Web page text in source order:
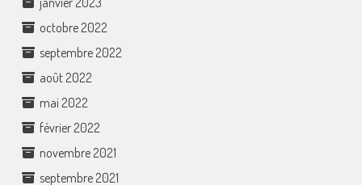
octobre 2022
septembre 2022
août 2022
mai 2022
février 2022
novembre 2021
septembre 2021